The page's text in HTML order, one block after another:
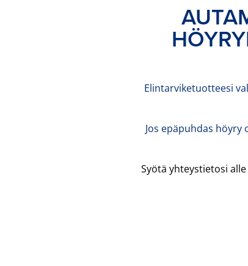
Elintarviketuotteesi
Jos epäpuhdas
Syötä yhteystietosi